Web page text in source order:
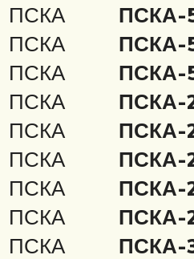
ПСКА
ПСКА-
ПСКА
ПСКА-
ПСКА
ПСКА-
ПСКА
ПСКА-
ПСКА
ПСКА-
ПСКА
ПСКА-
ПСКА
ПСКА-
ПСКА
ПСКА-
ПСКА
ПСКА-